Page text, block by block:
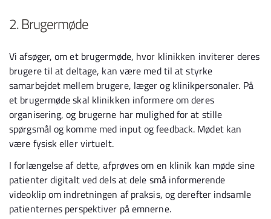
2. Brugermøde
Vi afsøger, om et brugermøde, hvor klinikken inviterer deres
brugere til at deltage, kan være med til at styrke
samarbejdet mellem brugere, læger og klinikpersonaler. På
et brugermøde skal klinikken informere om deres
organisering, og brugerne har mulighed for at stille
spørgsmål og komme med input og feedback. Mødet kan
være fysisk eller virtuelt.
I forlængelse af dette, afprøves om en klinik kan møde sine
patienter digitalt ved dels at dele små informerende
videoklip om indretningen af praksis, og derefter indsamle
patienternes perspektiver på emnerne.